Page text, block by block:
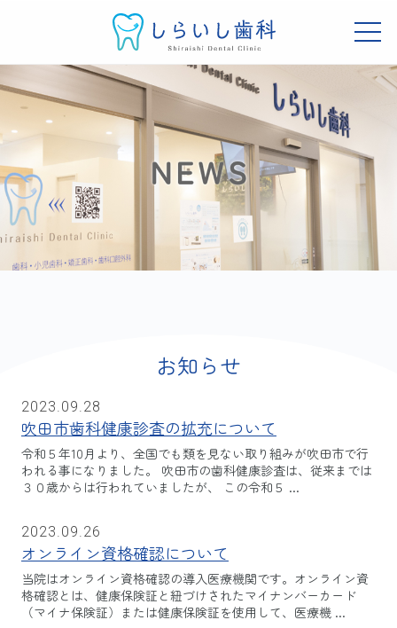
ン
ツ
へ
キ
ッ
し
ら
い
歯
科
吹
田
市
の
歯
科
ク
リ
メ
ュ
ー
お
ら
せ
2022.05.30
by
お知らせ
吹田市歯科健康診査の拡充について
令和５年10月より、全国でも類を見ない取り組みが吹田市で行
われる事になりました。 吹田市の歯科健康診査は、従来までは
３０歳からは行われていましたが、 この令和５ ...
2023.09.28
オンライン資格確認について
当院はオンライン資格確認の導入医療機関です。オンライン資
格確認とは、健康保険証と紐づけされたマイナンバーカード
（マイナ保険証）または健康保険証を使用して、医療機 ...
2023.09.26
し
歯
科
ー